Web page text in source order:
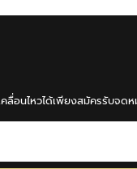
ลื่อนไหวได้เพียงสมัครรับจดห